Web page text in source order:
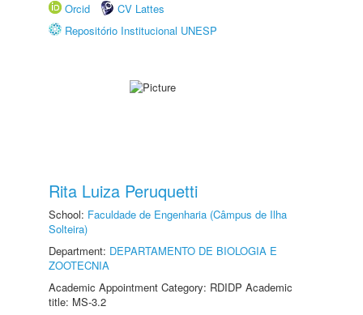
Orcid
CV Lattes
Repositório Institucional UNESP
Rita Luiza Peruquetti
School: Faculdade de Engenharia (Câmpus de Ilha
Solteira)
Department: DEPARTAMENTO DE BIOLOGIA E
ZOOTECNIA
Academic Appointment Category: RDIDP Academic
title: MS-3.2